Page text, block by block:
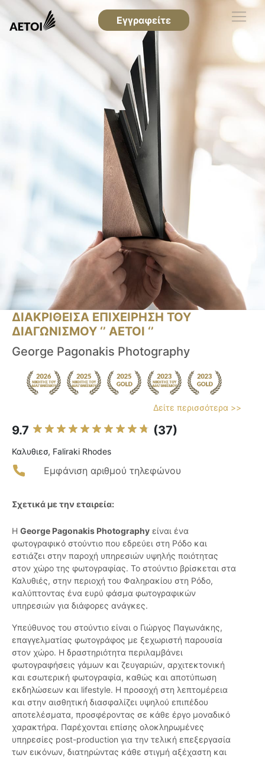
Εγγραφείτε
ΔΙΑΚΡΙΘΕΙΣΑ ΕΠΙΧΕΙΡΗΣΗ ΤΟΥ
ΔΙΑΓΩΝΙΣΜΟΥ ‘’ ΑΕΤΟΙ ‘’
George Pagonakis Photography
Δείτε περισσότερα >>
9.7 (37)
Καλυθιεσ, Faliraki Rhodes
Εμφάνιση αριθμού τηλεφώνου
Σχετικά με την εταιρεία:
Η George Pagonakis Photography είναι ένα
φωτογραφικό στούντιο που εδρεύει στη Ρόδο και
εστιάζει στην παροχή υπηρεσιών υψηλής ποιότητας
στον χώρο της φωτογραφίας. Το στούντιο βρίσκεται στα
Καλυθιές, στην περιοχή του Φαληρακίου στη Ρόδο,
καλύπτοντας ένα ευρύ φάσμα φωτογραφικών
υπηρεσιών για διάφορες ανάγκες.
Υπεύθυνος του στούντιο είναι ο Γιώργος Παγωνάκης,
επαγγελματίας φωτογράφος με ξεχωριστή παρουσία
στον χώρο. Η δραστηριότητα περιλαμβάνει
φωτογραφήσεις γάμων και ζευγαριών, αρχιτεκτονική
και εσωτερική φωτογραφία, καθώς και αποτύπωση
εκδηλώσεων και lifestyle. Η προσοχή στη λεπτομέρεια
και στην αισθητική διασφαλίζει υψηλού επιπέδου
αποτελέσματα, προσφέροντας σε κάθε έργο μοναδικό
χαρακτήρα. Παρέχονται επίσης ολοκληρωμένες
υπηρεσίες post-production για την τελική επεξεργασία
των εικόνων, διατηρώντας κάθε στιγμή αξέχαστη και